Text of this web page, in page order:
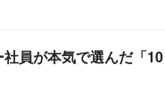
員が本気で選んだ「10